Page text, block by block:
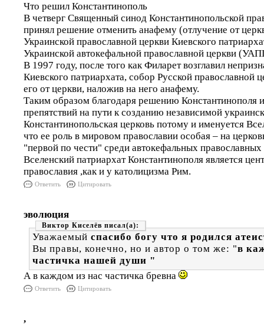
Что решил Константинополь
В четверг Священный синод Константинопольской
принял решение отменить анафему (отлучение от
Украинской православной церкви Киевского
Украинской автокефальной православной церкви
В 1997 году, после того как Филарет возглавил
Киевского патриархата, собор Русской православной
его от церкви, наложив на него анафему.
Таким образом благодаря решению Константинополя
препятствий на пути к созданию независимой
Константинопольская церковь потому и именуется
что ее роль в мировом православии особая – на
"первой по чести" среди автокефальных православных
Вселенский патриархат Константинополя является
православия ,как и у католицизма Рим.
Ответить Цитировать
эволюция
Виктор Киселёв
Уважаемый спасибо богу что я родился
Вы правы, конечно, но и автор о том же: "в
частичка нашей души "
А в каждом из нас частичка бревна
Ответить Цитировать
,